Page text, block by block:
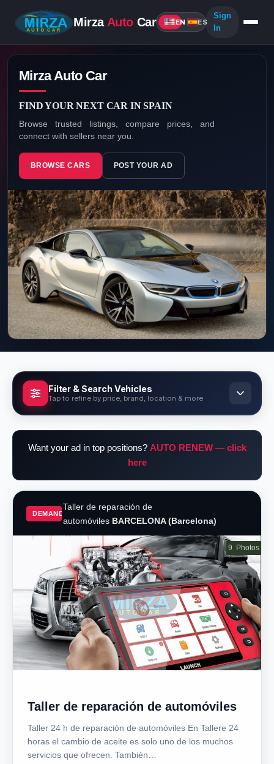
Mirza AutoCar EN ES
Sign
In
Mirza Auto Car
FIND YOUR NEXT CAR IN SPAIN
Browse trusted listings, compare prices, and
connect with sellers near you.
BROWSE CARS POST YOUR AD
Filter & Search Vehicles
Tap to refine by price, brand, location & more
Refine your search by price, brand, location,
GENERAL
Sort By
Listing Type
PRICE RANGE
Max Price (€)
Want your ad in top positions? AUTO RENEW — click
here
DEMAND
Taller de reparación de
automóvilesBARCELONA (Barcelona)
Taller de reparación de automóviles
Taller 24 h de reparación de automóviles En Tallere 24
horas el cambio de aceite es solo uno de los muchos
servicios que ofrecen. También…
9 Photos